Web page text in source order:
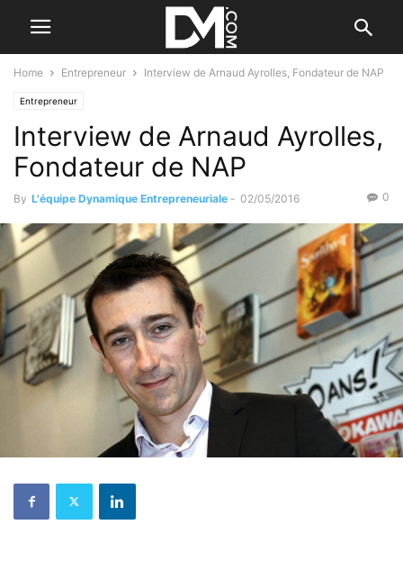
Home Entrepreneur Interview de Arnaud Ayrolles, Fondateur de NAP
Entrepreneur
Interview de Arnaud Ayrolles,
Fondateur de NAP
By L'équipe Dynamique Entrepreneuriale - 02/05/2016 0